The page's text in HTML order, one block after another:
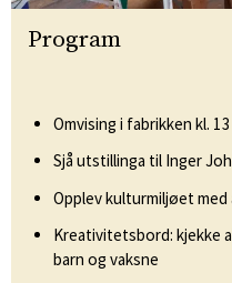
Program
Omvising i fabrikken kl.
Sjå utstillinga til Inger
Opplev kulturmiljøet
Kreativitetsbord: kjekke
barn og vaksne